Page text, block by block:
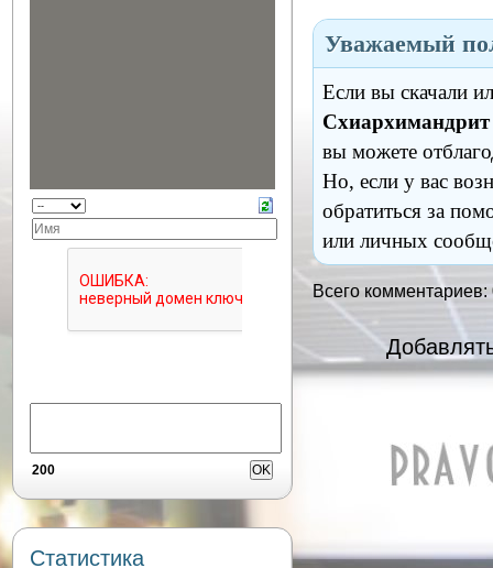
Уважаемый
Если вы скачали
Схиархимандрит
вы можете
Но, если у вас
обратиться за
или личных
Всего комментариев:
200
Статистика